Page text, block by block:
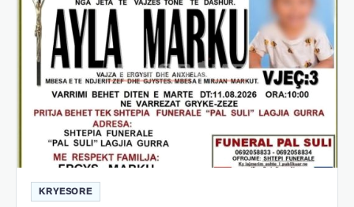
KRYESORE